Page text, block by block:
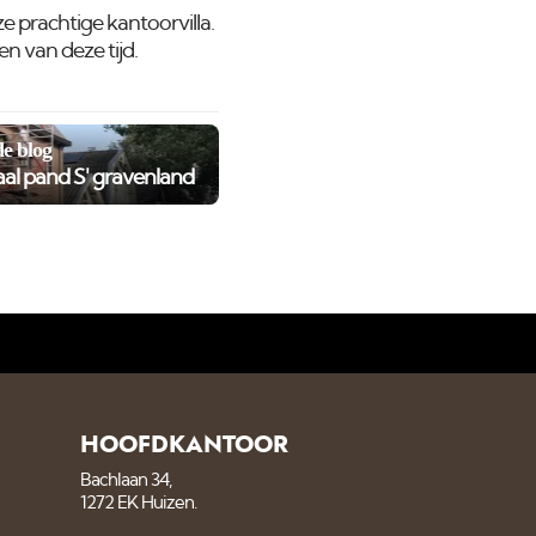
prachtige kantoorvilla.
van deze tijd.
blog
pand S' gravenland
HOOFDKANTOOR
Bachlaan 34,
1272 EK Huizen.